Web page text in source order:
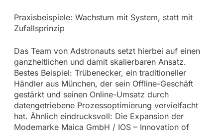
Praxisbeispiele: Wachstum mit System, statt mit
Zufallsprinzip
Das Team von Adstronauts setzt hierbei auf einen
ganzheitlichen und damit skalierbaren Ansatz.
Bestes Beispiel: Trübenecker, ein traditioneller
Händler aus München, der sein Offline-Geschäft
gestärkt und seinen Online-Umsatz durch
datengetriebene Prozessoptimierung vervielfacht
hat. Ähnlich eindrucksvoll: Die Expansion der
Modemarke Maica GmbH / IOS – Innovation of